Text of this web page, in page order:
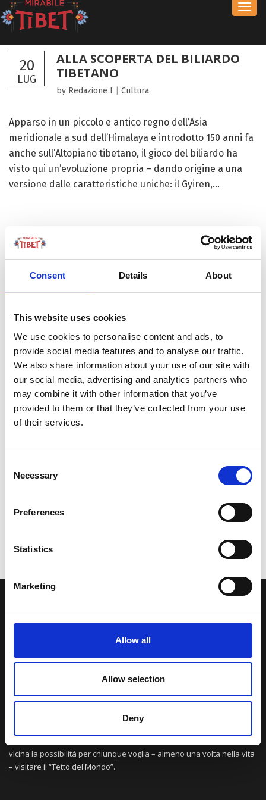
Consent Details About
This website uses cookies
We use cookies to personalise content and ads, to
provide social media features and to analyse our traffic.
We also share information about your use of our site with
our social media, advertising and analytics partners who
may combine it with other information that you’ve
provided to them or that they’ve collected from your use
of their services.
Selection
Necessary
Preferences
Statistics
Marketing
Allow all
Allow selection
Deny
20
LUG
ALLA SCOPERTA DEL BILIARDO
TIBETANO
by Redazione I Cultura
Apparso in un piccolo e antico regno dell’Asia
meridionale a sud dell’Himalaya e introdotto 150 anni fa
anche sull’Altopiano tibetano, il gioco del biliardo ha
visto qui un’evoluzione propria – dando origine a una
versione dalle caratteristiche uniche: il Gyiren,...
FOCUS TIBET
Una comunità di appassionati della cultura tibetana che hanno
avuto modo di viaggiare e conoscere questa meravigliosa regione.
paesaggi e la sua gente è capace di riempire il cuore.
vicina la possibilità per chiunque voglia – almeno una volta nella vita
– visitare il “Tetto del Mondo”.